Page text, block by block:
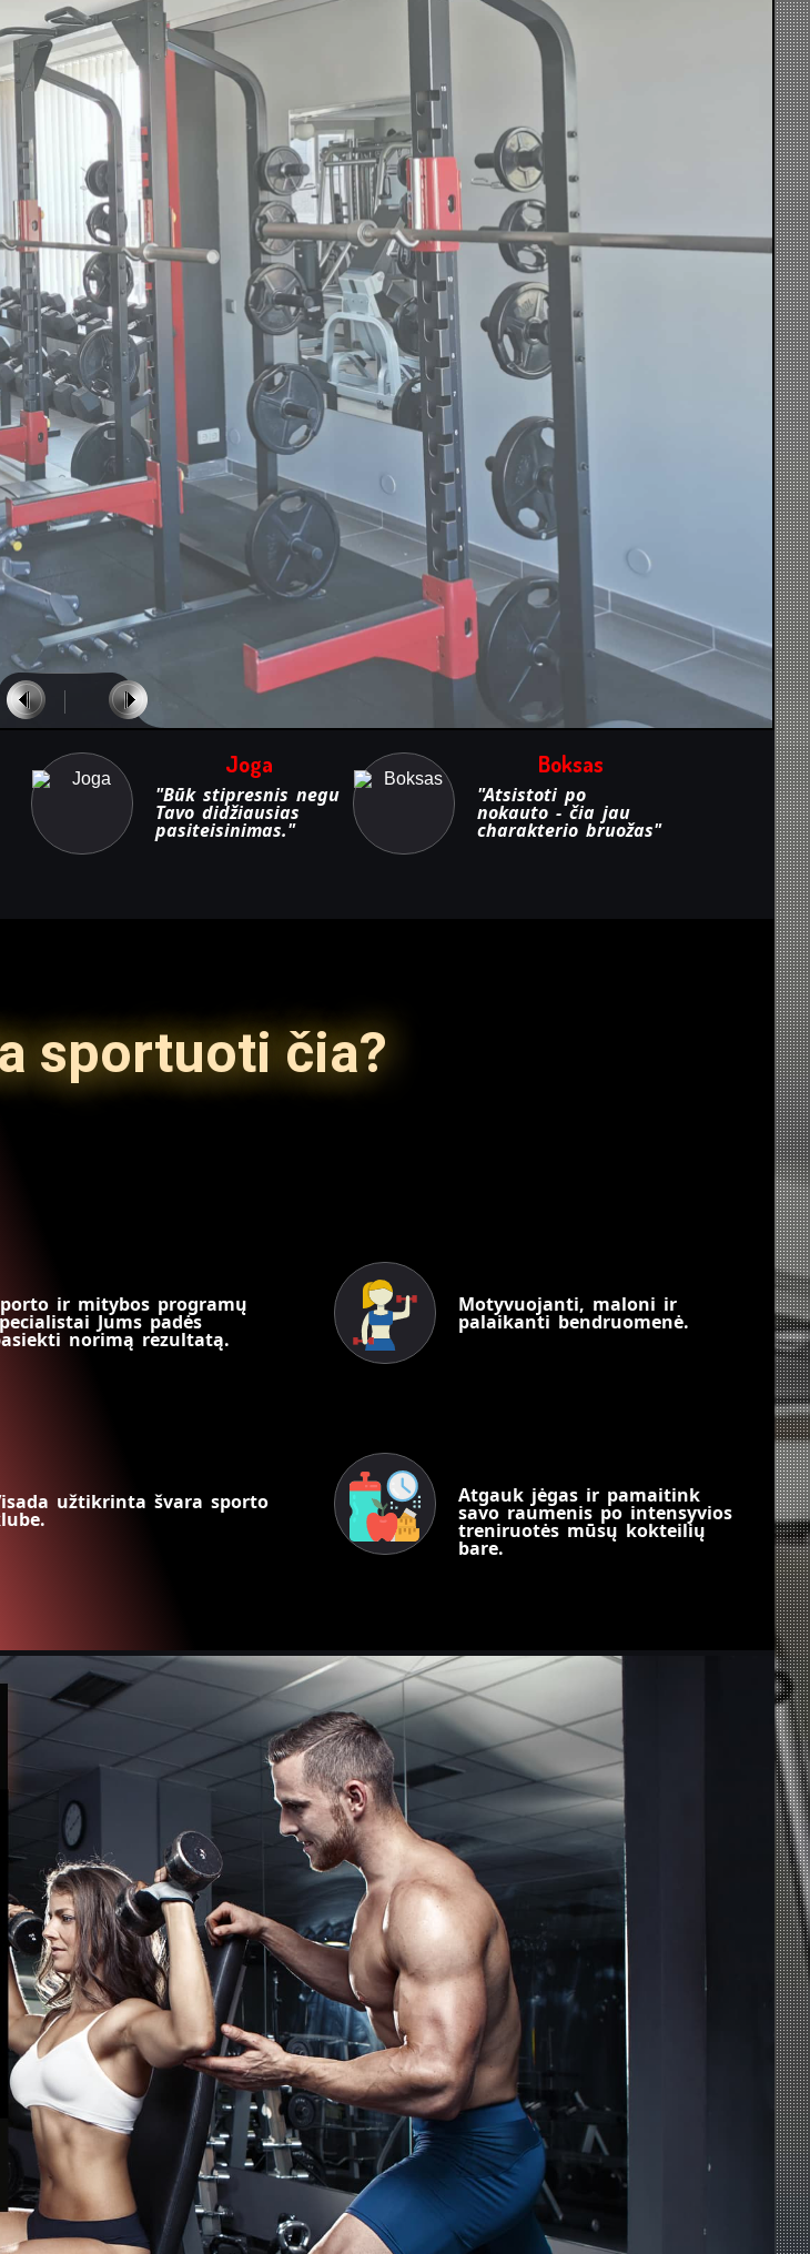
Joga
"Būk stipresnis negu
Tavo didžiausias
pasiteisinimas."
Boksas
"Atsistoti po
nokauto - čia jau
charakterio bruožas"
sportuoti čia?
ir mitybos programų
Jums padės
norimą rezultatą.
užtikrinta švara sporto
Motyvuojanti, maloni ir
palaikanti bendruomenė.
Atgauk jėgas ir pamaitink
savo raumenis po intensyvios
treniruotės mūsų kokteilių
bare.